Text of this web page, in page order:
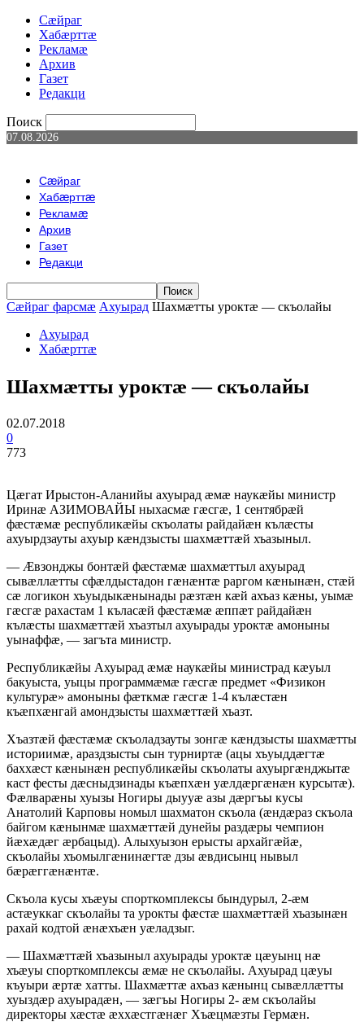
Сæйраг
Хабæрттæ
Рекламæ
Архив
Газет
Редакци
Поиск
07.08.2026
Сæйраг
Хабæрттæ
Рекламæ
Архив
Газет
Редакци
Сæйраг фарсмæ Ахуырад Шахмæтты уроктæ — скъолайы
Ахуырад
Хабæрттæ
Шахмæтты уроктæ — скъолайы
02.07.2018
0
773
Цæгат Ирыстон-Аланийы ахуырад æмæ наукæйы министр
Иринæ АЗИМОВАЙЫ ныхасмæ гæсгæ, 1 сентябрæй
фæстæмæ республикæйы скъолаты райдайæн кълæсты
ахуырдзауты ахуыр кæндзысты шахмæттæй хъазыныл.
— Æвзонджы бонтæй фæстæмæ шахмæттыл ахуырад
сывæллæтты сфæлдыстадон гæнæнтæ раргом кæнынæн, стæй
сæ логикон хъуыдыкæнынады рæзтæн кæй ахъаз кæны, уымæ
гæсгæ рахастам 1 къласæй фæстæмæ æппæт райдайæн
кълæсты шахмæттæй хъазтыл ахуырады уроктæ амоныны
уынаффæ, — загъта министр.
Республикæйы Ахуырад æмæ наукæйы министрад кæуыл
бакуыста, уыцы программæмæ гæсгæ предмет «Физикон
культурæ» амоныны фæткмæ гæсгæ 1-4 кълæстæн
къæпхæнгай амондзысты шахмæттæй хъазт.
Хъазтæй фæстæмæ скъоладзауты зонгæ кæндзысты шахмæтты
историимæ, араздзысты сын турниртæ (ацы хъуыддæгтæ
баххæст кæнынæн республикæйы скъолаты ахуыргæнджытæ
каст фесты дæсныдзинады къæпхæн уæлдæргæнæн курсытæ).
Фæлварæны хуызы Ногиры дыууæ азы дæргъы кусы
Анатолий Карповы номыл шахматон скъола (æндæраз скъола
байгом кæнынмæ шахмæттæй дунейы раздæры чемпион
йæхæдæг æрбацыд). Алыхуызон ерысты архайгæйæ,
скъолайы хъомылгæнинæгтæ дзы æвдисынц нывыл
бæрæггæнæнтæ.
Скъола кусы хъæуы спорткомплексы бындурыл, 2-æм
астæуккаг скъолайы та урокты фæстæ шахмæттæй хъазынæн
рахай кодтой æнæхъæн уæладзыг.
— Шахмæттæй хъазыныл ахуырады уроктæ цæуынц нæ
хъæуы спорткомплексы æмæ не скъолайы. Ахуырад цæуы
къуыри æртæ хатты. Шахмæттæ ахъаз кæнынц сывæллæтты
хуыздæр ахуырадæн, — зæгъы Ногиры 2- æм скъолайы
директоры хæстæ æххæстгæнæг Хъæцмæзты Гермæн.